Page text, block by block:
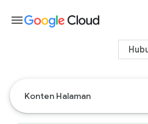
Konten Halaman
menu